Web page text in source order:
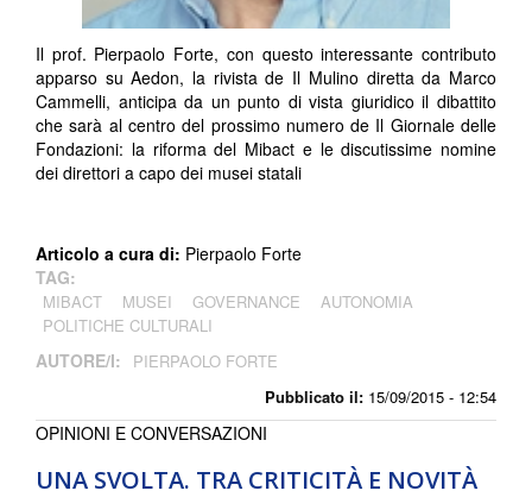
Pubblicato il: 15/09/2015 - 12:54
Il prof. Pierpaolo Forte, con questo interessante contributo
apparso su Aedon, la rivista de Il Mulino diretta da Marco
Cammelli, anticipa da un punto di vista giuridico il dibattito
che sarà al centro del prossimo numero de Il Giornale delle
Fondazioni: la riforma del Mibact e le discutissime nomine
dei direttori a capo dei musei statali
Articolo a cura di: Pierpaolo Forte
TAG:
MIBACT MUSEI GOVERNANCE
AUTONOMIA
POLITICHE CULTURALI
AUTORE/I: PIERPAOLO FORTE
UNA SVOLTA. TRA CRITICITÀ E NOVITÀ
OPINIONI E CONVERSAZIONI